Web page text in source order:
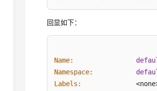
回显如下：
Name:
Namespace:
Labels: